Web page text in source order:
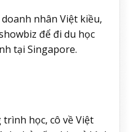
nhân Việt kiều,
để đi du học
tại Singapore.
học, cô về Việt